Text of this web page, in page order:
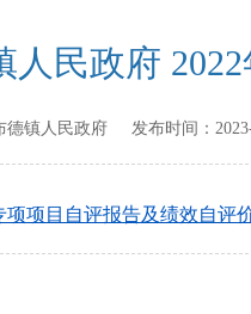
人民政府
德镇人民政府发布时间：
项目自评报告及绩效自评